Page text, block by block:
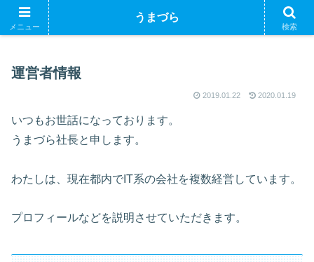
ブログで収益化できるかやってみるブログ
運営者情報
2019.01.22 2020.01.19
いつもお世話になっております。
うまづら社長と申します。
わたしは、現在都内でIT系の会社を複数経営しています。
プロフィールなどを説明させていただきます。
メニュー
うまづら
検索